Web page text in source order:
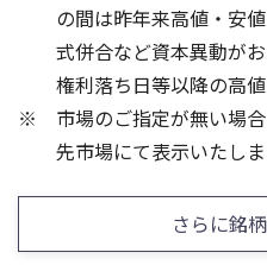
0
300
0
300
の間は昨年来高値・安
式併合など資本異動が
権利落ち日等以降の高
市場のご指定が無い場
先市場にて表示いたしま
さらに銘